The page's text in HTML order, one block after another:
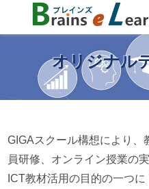
オリジナル
GIGAスクール構想により、
員研修、オンライン授業の
ICT教材活用の目的の一つ